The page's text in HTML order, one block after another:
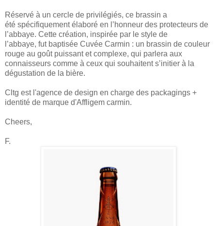
Réservé à un cercle de privilégiés, ce brassin a
été spécifiquement élaboré en l’honneur des protecteurs de
l’abbaye. Cette création, inspirée par le style de
l’abbaye, fut baptisée Cuvée Carmin : un brassin de couleur
rouge au goût puissant et complexe, qui parlera aux
connaisseurs comme à ceux qui souhaitents’initier à la
dégustation de la bière.
Cltg est l'agence de design en charge des packagings +
identité de marque d'Affligem carmin.
Cheers,
F.